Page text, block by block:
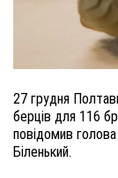
27 грудня
берців для 116
повідомив
Біленький.